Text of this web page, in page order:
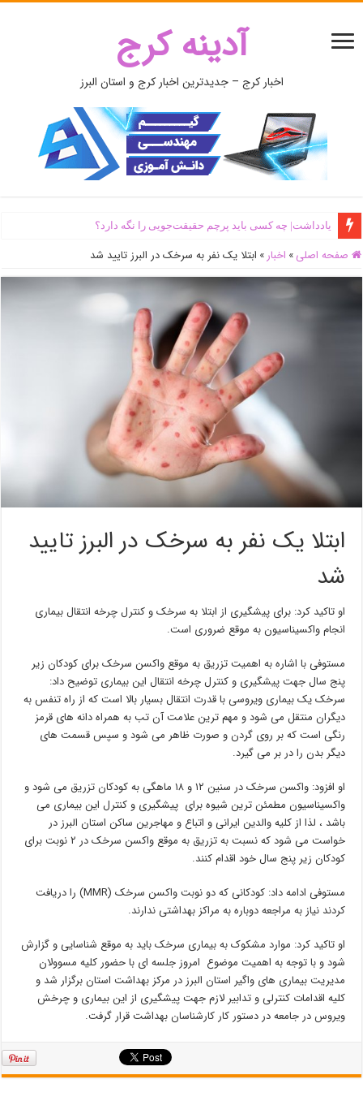
آدینه کرج
اخبار کرج – جدیدترین اخبار کرج و استان البرز
یادداشت| ‌چه کسی باید پرچم حقیقت‌جویی را نگه دارد؟
صفحه اصلی » اخبار » ابتلا یک نفر به سرخک در البرز تایید شد
ابتلا یک نفر به سرخک در البرز تایید
شد
او تاکید کرد: برای پیشگیری از ابتلا به سرخک و کنترل چرخه انتقال بیماری
انجام واکسیناسیون به موقع ضروری است.
مستوفی با اشاره به اهمیت تزریق به موقع واکسن سرخک برای کودکان زیر
پنج سال جهت پیشگیری و کنترل چرخه انتقال این بیماری توضیح داد:
سرخک یک بیماری ویروسی با قدرت انتقال بسیار بالا است که از راه تنفس به
دیگران منتقل می شود و مهم ترین علامت آن تب به همراه دانه های قرمز
رنگی است که بر روی گردن و صورت ظاهر می شود و سپس قسمت های
دیگر بدن را در بر می گیرد.
او افزود: واکسن سرخک در سنین ۱۲ و ۱۸ ماهگی به کودکان تزریق می شود و
واکسیناسیون مطمئن ترین شیوه برای پیشگیری و کنترل این بیماری می
باشد ، لذا از کلیه والدین ایرانی و اتباع و مهاجرین ساکن استان البرز در
خواست می شود که نسبت به تزریق به موقع واکسن سرخک در ۲ نوبت برای
کودکان زیر پنج سال خود اقدام کنند.
مستوفی ادامه داد: کودکانی که دو نوبت واکسن سرخک (MMR) را دریافت
کردند نیاز به مراجعه دوباره به مراکز بهداشتی ندارند.
او تاکید کرد: موارد مشکوک به بیماری سرخک باید به موقع شناسایی و گزارش
شود و با توجه به اهمیت موضوع امروز جلسه ای با حضور کلیه مسوولان
مدیریت بیماری های واگیر استان البرز در مرکز بهداشت استان برگزار شد و
کلیه اقدامات کنترلی و تدابیر لازم جهت پیشگیری از این بیماری و چرخش
ویروس در جامعه در دستور کار کارشناسان بهداشت قرار گرفت.